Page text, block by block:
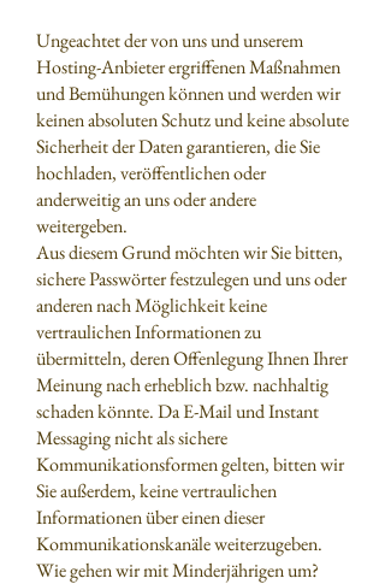
Ungeachtet der von uns und unserem
Hosting-Anbieter ergriffenen Maßnahmen
und Bemühungen können und werden wir
keinen absoluten Schutz und keine absolute
Sicherheit der Daten garantieren, die Sie
hochladen, veröffentlichen oder
anderweitig an uns oder andere
weitergeben.
Aus diesem Grund möchten wir Sie bitten,
sichere Passwörter festzulegen und uns oder
anderen nach Möglichkeit keine
vertraulichen Informationen zu
übermitteln, deren Offenlegung Ihnen Ihrer
Meinung nach erheblich bzw. nachhaltig
schaden könnte. Da E-Mail und Instant
Messaging nicht als sichere
Kommunikationsformen gelten, bitten wir
Sie außerdem, keine vertraulichen
Informationen über einen dieser
Kommunikationskanäle weiterzugeben.
Wie gehen wir mit Minderjährigen um?